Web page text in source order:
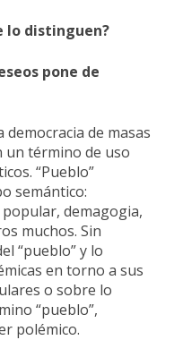
lo distinguen?
pone de
de masas
un término de uso
“Pueblo”
semántico:
demagogia,
muchos. Sin
“pueblo” y lo
en torno a sus
o sobre lo
“pueblo”,
polémico.